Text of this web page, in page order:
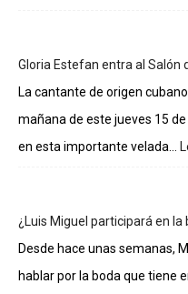
Gloria Estefan entra al Salón
La cantante de origen
mañana de este jueves 15
en esta importante velada...
¿Luis Miguel participará en la
Desde hace unas semanas,
hablar por la boda que tiene